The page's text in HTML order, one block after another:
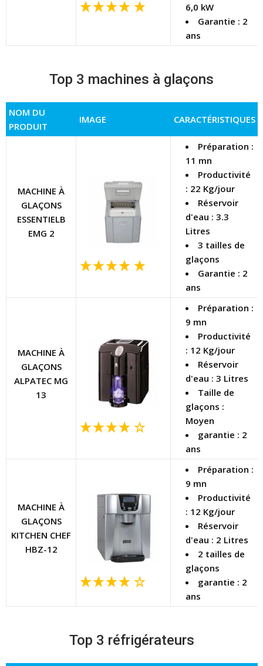
6,0 kW
Garantie : 2
ans
Top 3 machines à glaçons
NOM DU
PRODUIT
IMAGE CARACTÉRISTIQUES
MACHINE À
GLAÇONS
ESSENTIELB
EMG 2
Préparation :
11 mn
Productivité
: 22 Kg/jour
Réservoir
d'eau : 3.3
Litres
3 tailles de
glaçons
Garantie : 2
ans
MACHINE À
GLAÇONS
ALPATEC MG
13
Préparation :
9 mn
Productivité
: 12 Kg/jour
Réservoir
d'eau : 3 Litres
Taille de
glaçons :
Moyen
garantie : 2
ans
MACHINE À
GLAÇONS
KITCHEN CHEF
HBZ-12
Préparation :
9 mn
Productivité
: 12 Kg/jour
Réservoir
d'eau : 2 Litres
2 tailles de
glaçons
garantie : 2
ans
Top 3 réfrigérateurs